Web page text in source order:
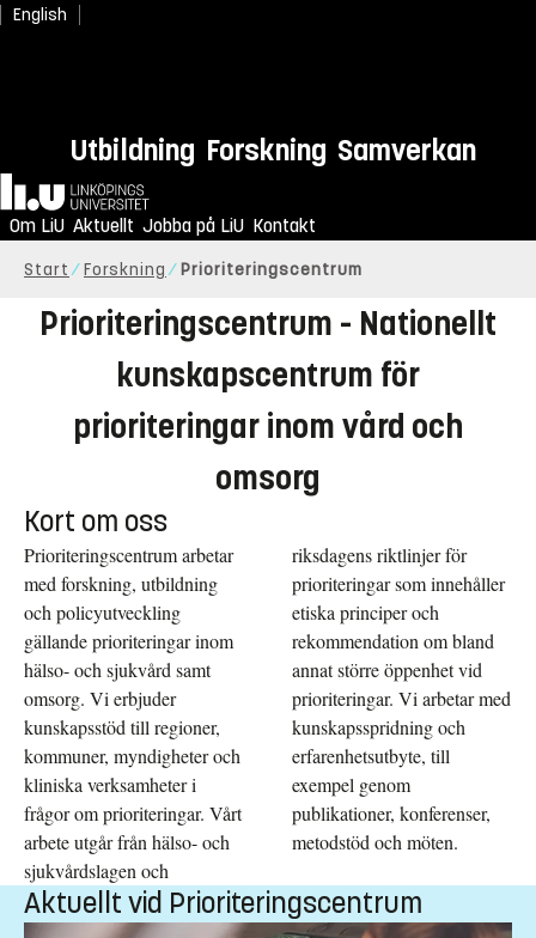
English
Utbildning Forskning Samverkan
Hem
Om LiU Aktuellt Jobba på LiU Kontakt
Prenumerera på vårt nyhetsbrev
Start Forskning Prioriteringscentrum
Prioriteringscentrum - Nationellt
kunskapscentrum för
prioriteringar inom vård och
omsorg
Kort om oss
Prioriteringscentrum arbetar
med forskning, utbildning
och policyutveckling
gällande prioriteringar inom
hälso- och sjukvård samt
omsorg. Vi erbjuder
kunskapsstöd till regioner,
kommuner, myndigheter och
kliniska verksamheter i
frågor om prioriteringar. Vårt
arbete utgår från hälso- och
sjukvårdslagen och
riksdagens riktlinjer för
prioriteringar som innehåller
etiska principer och
rekommendation om bland
annat större öppenhet vid
prioriteringar. Vi arbetar med
kunskapsspridning och
erfarenhetsutbyte, till
exempel genom
publikationer, konferenser,
metodstöd och möten.
Aktuellt vid Prioriteringscentrum